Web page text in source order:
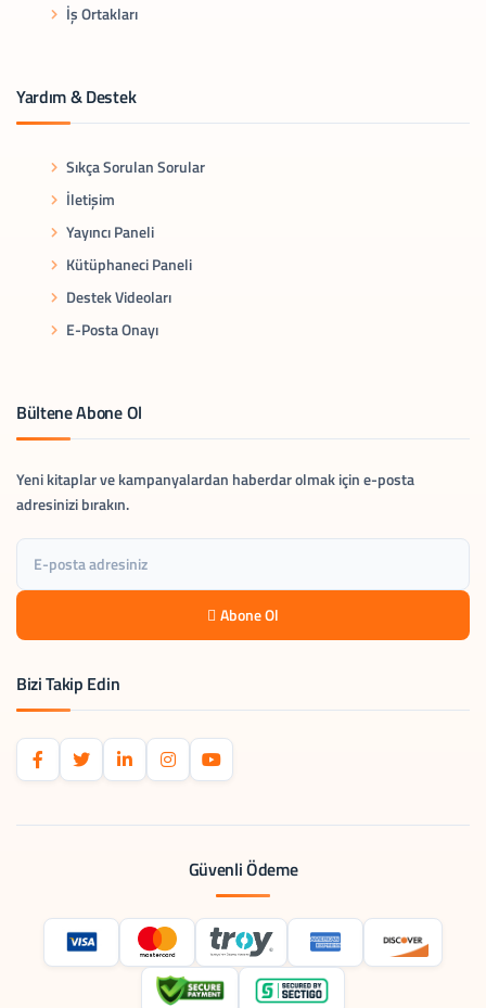
İş Ortakları
Yardım & Destek
Sıkça Sorulan Sorular
İletişim
Yayıncı Paneli
Kütüphaneci Paneli
Destek Videoları
E-Posta Onayı
Bültene Abone Ol
Yeni kitaplar ve kampanyalardan haberdar olmak için e-posta
adresinizi bırakın.
Abone Ol
Bizi Takip Edin
Güvenli Ödeme